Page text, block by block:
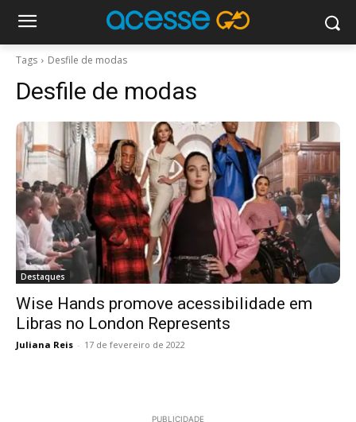
Tags Desfile de modas
Desfile de modas
Destaques
Wise Hands promove acessibilidade em
Libras no London Represents
Juliana Reis - 17 de fevereiro de 2022
PUBLICIDADE